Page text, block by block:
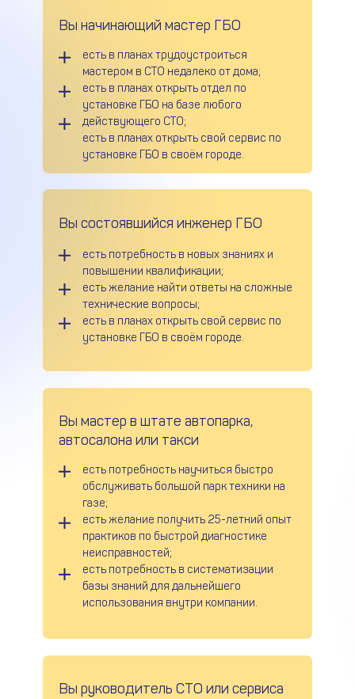
Вы начинающий мастер ГБО
есть в планах трудоустроиться
мастером в СТО недалеко от дома;
есть в планах открыть отдел по
установке ГБО на базе любого
действующего СТО;
есть в планах открыть свой сервис по
установке ГБО в своём городе.
Вы мастер в штате автопарка,
автосалона или такси
есть потребность научиться быстро
обслуживать большой парк техники на
газе;
есть желание получить 25-летний опыт
практиков по быстрой диагностике
неисправностей;
есть потребность в систематизации
базы знаний для дальнейшего
использования внутри компании.
Вы состоявшийся инженер ГБО
есть потребность в новых знаниях и
повышении квалификации;
есть желание найти ответы на сложные
технические вопросы;
есть в планах открыть свой сервис по
установке ГБО в своём городе.
Вы руководитель СТО или сервиса